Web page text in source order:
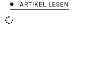
ARTIKEL LESEN